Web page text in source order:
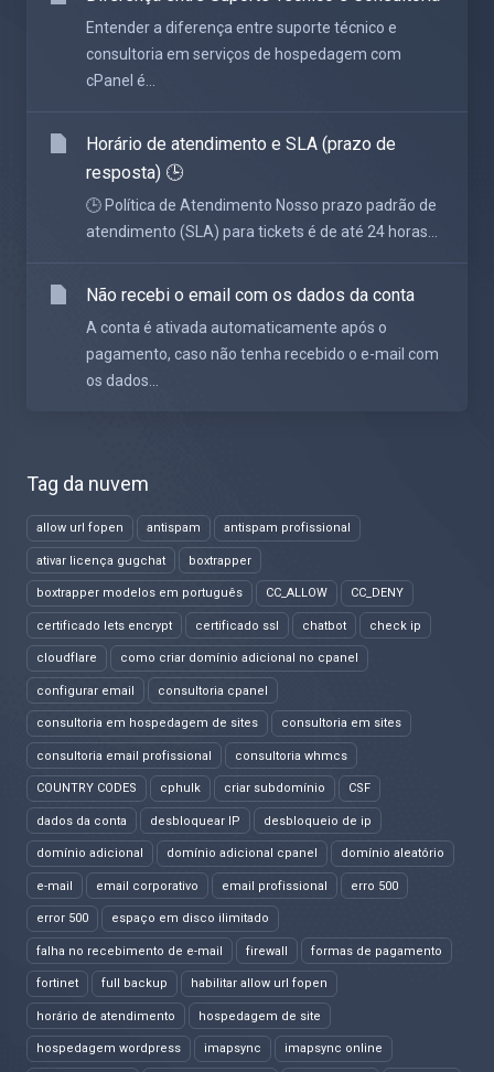
Tag da nuvem
allow url fopen antispam antispam profissional
ativar licença gugchat boxtrapper
boxtrapper modelos em português CC_ALLOW CC_DENY
certificado lets encrypt certificado ssl chatbot check ip
cloudflare como criar domínio adicional no cpanel
configurar email consultoria cpanel
consultoria em hospedagem de sites consultoria em sites
consultoria email profissional consultoria whmcs
COUNTRY CODES cphulk criar subdomínio CSF
dados da conta desbloquear IP desbloqueio de ip
domínio adicional domínio adicional cpanel domínio aleatório
e-mail email corporativo email profissional erro 500
error 500 espaço em disco ilimitado
falha no recebimento de e-mail firewall formas de pagamento
fortinet full backup habilitar allow url fopen
horário de atendimento hospedagem de site
hospedagem wordpress imapsync imapsync online
Entender a diferença entre suporte técnico e
consultoria em serviços de hospedagem com
cPanel é...
Horário de atendimento e SLA (prazo de
resposta) 🕒
🕒 Política de Atendimento Nosso prazo padrão de
atendimento (SLA) para tickets é de até 24 horas...
Não recebi o email com os dados da conta
A conta é ativada automaticamente após o
pagamento, caso não tenha recebido o e-mail com
os dados...